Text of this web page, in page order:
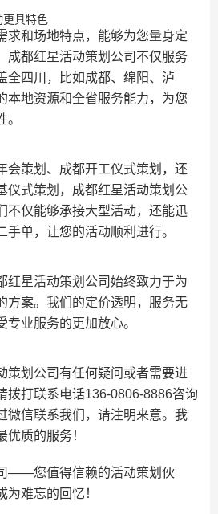
更具特色
求和场地特点，能够为您量身定
成都红星活动策划公司不仅服务
全四川，比如成都、绵阳、泸
本地资源和全省服务能力，为您
会策划、成都开工仪式策划，还
仪式策划，成都红星活动策划公
不仅能够承接大型活动，还能迅
单，让您的活动顺利进行。
红星活动策划公司始终致力于为
方案。我们的定价透明，服务无
专业服务的更加放心。
策划公司有任何疑问或者需要进
拨打联系电话136-0806-8886咨询
微信联系我们，请注明来意。我
质的服务！
——您值得信赖的活动策划伙
难忘的回忆！